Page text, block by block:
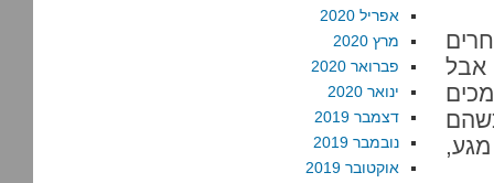
אבל
אפריל 2020
מרץ 2020
פברואר 2020
ינואר 2020
דצמבר 2019
נובמבר 2019
אוקטובר 2019